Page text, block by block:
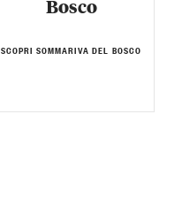
Bosco
SCOPRI SOMMARIVA DEL BOSCO